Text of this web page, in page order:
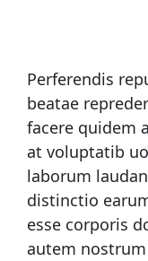
Perferendis
beatae
facere quidem
at voluptatib
laborum
distinctio
esse corporis
autem